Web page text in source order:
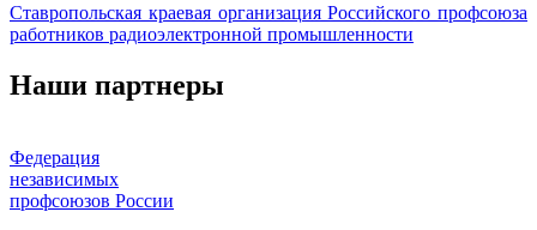
Ставропольская краевая организация Российского профсоюза
работников радиоэлектронной промышленности
Наши партнеры
Федерация
независимых
профсоюзов России